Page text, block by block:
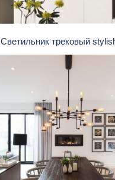
Светильник трековый